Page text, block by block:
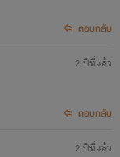
ตอบกลับ
2 ปีที่แล้ว
ตอบกลับ
2 ปีที่แล้ว